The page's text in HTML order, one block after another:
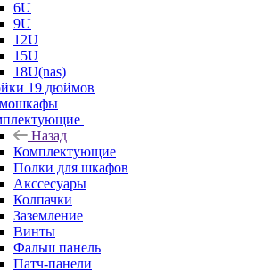
6U
9U
12U
15U
18U(nas)
19 дюймов
Назад
Комплектующие
Полки для шкафов
Акссесуары
Колпачки
Заземление
Винты
Фальш панель
Патч-панели